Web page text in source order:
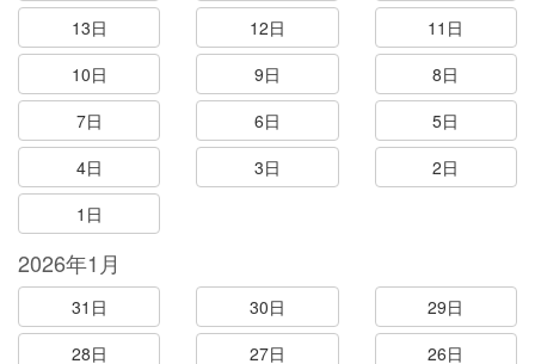
13日
12日
11日
10日
9日
8日
7日
6日
5日
4日
3日
2日
1日
2026年1月
31日 30日
29日
28日
27日 26日